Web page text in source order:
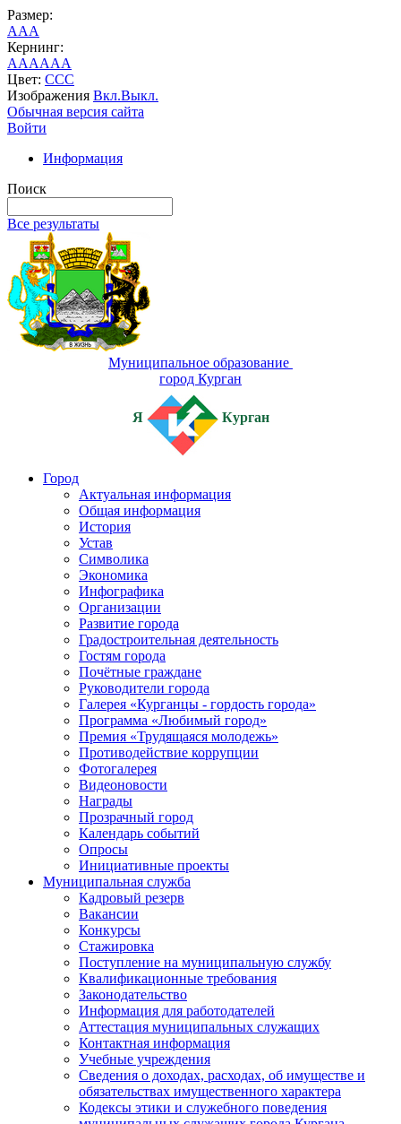
Размер:
AAA
Кернинг:
AAAAAA
Цвет: CCC
Изображения Вкл.Выкл.
Обычная версия сайта
Войти
Информация
Поиск
Все результаты
Муниципальное образование
город Курган
Я Курган
Город
Актуальная информация
Общая информация
История
Устав
Символика
Экономика
Инфографика
Организации
Развитие города
Градостроительная деятельность
Гостям города
Почётные граждане
Руководители города
Галерея «Курганцы - гордость города»
Программа «Любимый город»
Премия «Трудящаяся молодежь»
Противодействие коррупции
Фотогалерея
Видеоновости
Награды
Прозрачный город
Календарь событий
Опросы
Инициативные проекты
Муниципальная служба
Кадровый резерв
Вакансии
Конкурсы
Стажировка
Поступление на муниципальную службу
Квалификационные требования
Законодательство
Информация для работодателей
Аттестация муниципальных служащих
Контактная информация
Учебные учреждения
Сведения о доходах, расходах, об имуществе и
обязательствах имущественного характера
Кодексы этики и служебного поведения